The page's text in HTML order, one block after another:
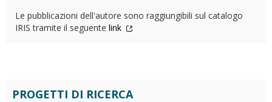
Le pubblicazioni dell'autore sono raggiungibili sul catalogo
IRIS tramite il seguente link
PROGETTI DI RICERCA